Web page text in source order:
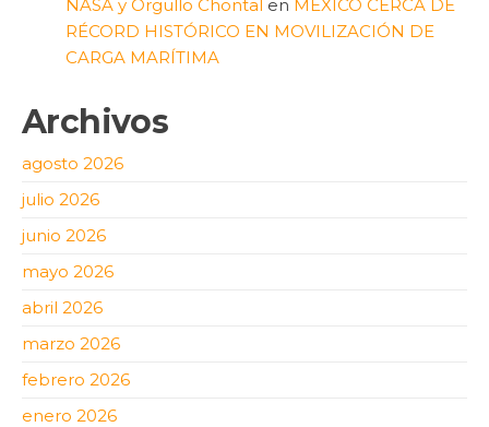
NASA y Orgullo Chontal en MÉXICO CERCA DE
RÉCORD HISTÓRICO EN MOVILIZACIÓN DE
CARGA MARÍTIMA
Archivos
agosto 2026
julio 2026
junio 2026
mayo 2026
abril 2026
marzo 2026
febrero 2026
enero 2026